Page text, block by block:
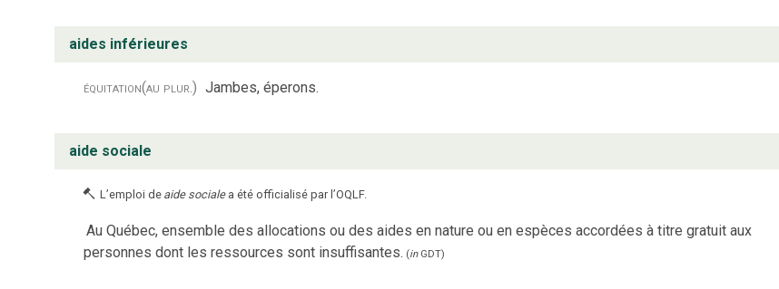
aides inférieures
équitation(au plur.) Jambes, éperons.
aide sociale
L’emploi de aide sociale a été officialisé par l’OQLF.
Au Québec, ensemble des allocations ou des aides en nature ou en espèces accordées à titre gratuit aux
personnes dont les ressources sont insuffisantes. (inGDT)